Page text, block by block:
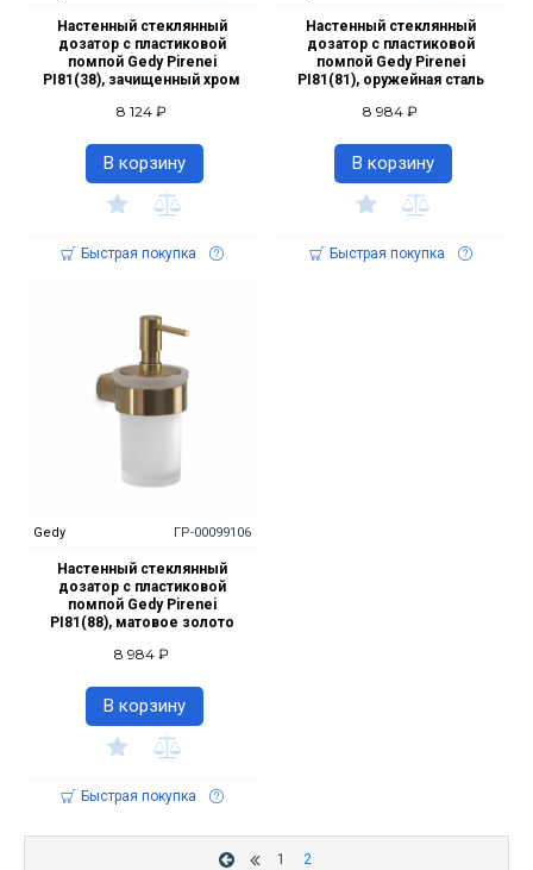
Настенный стеклянный
дозатор с пластиковой
помпой Gedy Pirenei
PI81(38), зачищенный хром
8 124 ₽
В корзину
Быстрая покупка
Настенный стеклянный
дозатор с пластиковой
помпой Gedy Pirenei
PI81(81), оружейная сталь
8 984 ₽
В корзину
Быстрая покупка
Gedy ГР-00099106
Настенный стеклянный
дозатор с пластиковой
помпой Gedy Pirenei
PI81(88), матовое золото
8 984 ₽
В корзину
Быстрая покупка
1
2